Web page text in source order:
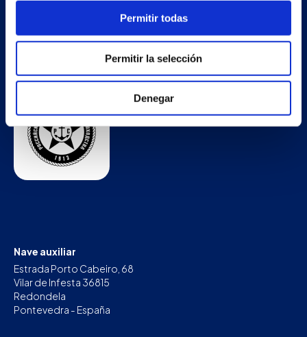
Permitir todas
Permitir la selección
Denegar
Nave auxiliar
Estrada Porto Cabeiro, 68
Vilar de Infesta 36815
Redondela
Pontevedra - España